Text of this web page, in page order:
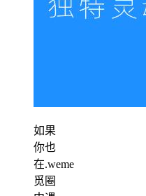
如果
你也
在.weme
觅圈